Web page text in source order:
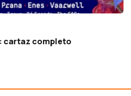
cartaz completo